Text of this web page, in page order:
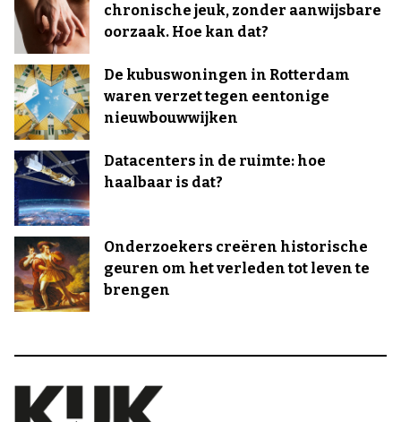
chronische jeuk, zonder aanwijsbare
oorzaak. Hoe kan dat?
De kubuswoningen in Rotterdam
waren verzet tegen eentonige
nieuwbouwwijken
Datacenters in de ruimte: hoe
haalbaar is dat?
Onderzoekers creëren historische
geuren om het verleden tot leven te
brengen